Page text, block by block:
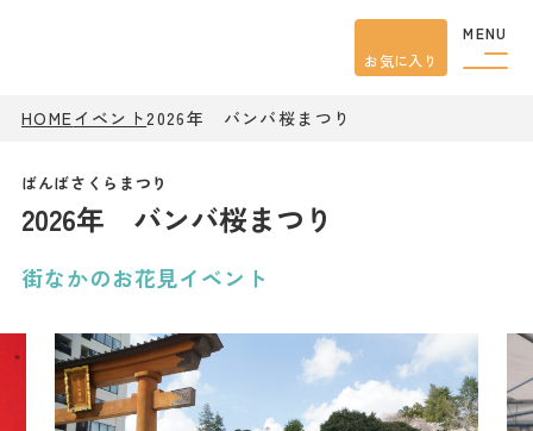
MENU
お気に入り
HOMEイベント2026年 バンバ桜まつり
2026年 バンバ桜まつり
街なかのお花見イベント
観光案内
グルメ
宿泊
アクセス